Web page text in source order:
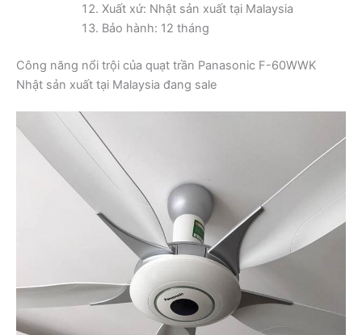
Xuất xứ: Nhật sản xuất tại Malaysia
Bảo hành: 12 tháng
Công năng nổi trội của quạt trần Panasonic F-60WWK
Nhật sản xuất tại Malaysia đang sale